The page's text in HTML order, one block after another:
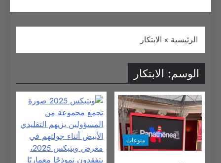
الرئيسية » الابتكار
الوسم: الابتكار
منوعات